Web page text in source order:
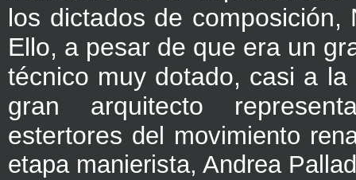
los dictados de composición,
Ello, a pesar de que era un
técnico muy dotado, casi a
gran arquitecto
estertores del movimiento
etapa manierista, Andrea